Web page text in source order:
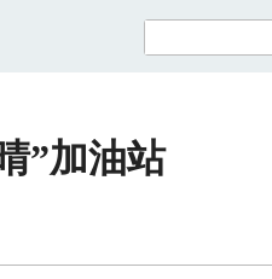
”加油站